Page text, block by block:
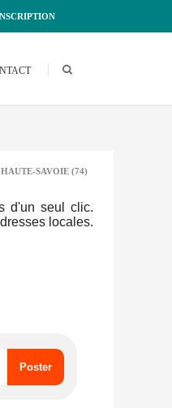
HAUTE-SAVOIE (74)
d'un seul clic.
locales.